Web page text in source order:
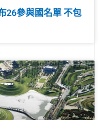
26參與國名單 不包